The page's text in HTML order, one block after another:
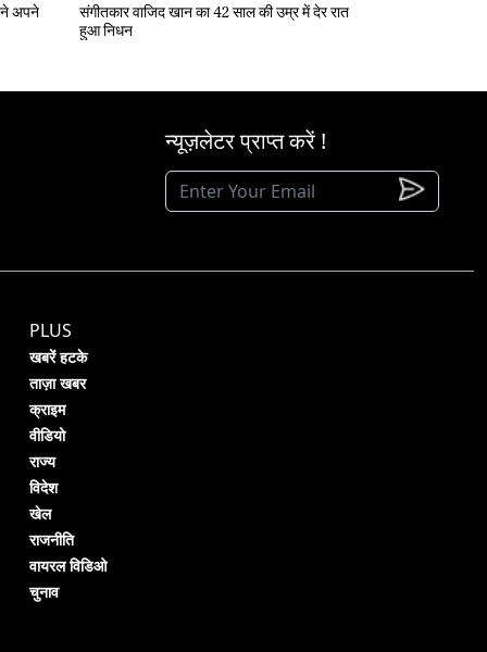
संगीतकार वाजिद खान का 42 साल की उम्र में देर रात
हुआ निधन
न्यूज़लेटर प्राप्त करें !
PLUS
खबरें हटके
ताज़ा खबर
क्राइम
वीडियो
राज्य
विदेश
खेल
राजनीति
वायरल विडिओ
चुनाव